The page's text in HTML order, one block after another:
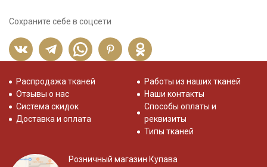
Сохраните себе в соцсети
Распродажа тканей
Отзывы о нас
Система скидок
Доставка и оплата
Работы из наших тканей
Наши контакты
Способы оплаты и
реквизиты
Типы тканей
Розничный магазин Купава